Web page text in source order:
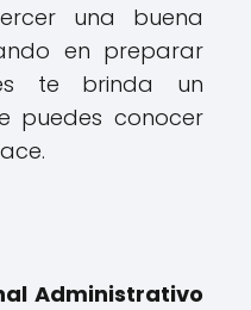
una buena
en preparar
te brinda un
puedes conocer
Administrativo